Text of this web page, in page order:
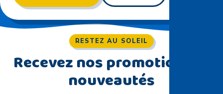
RESTEZ AU SOLEIL
Recevez nos promotions et
nouveautés